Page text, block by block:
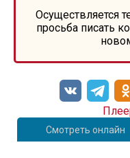
Осуществляется
просьба писать
Смотреть онлайн